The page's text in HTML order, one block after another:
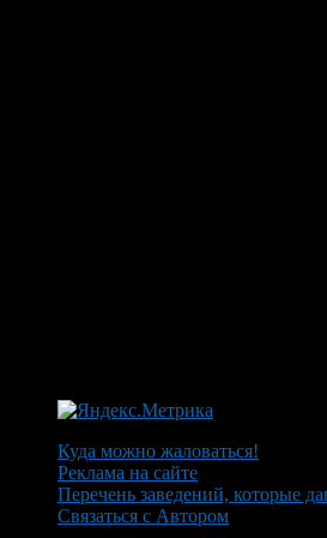
Куда можно жаловаться!
Реклама на сайте
Перечень заведений, которые
Связаться с Автором